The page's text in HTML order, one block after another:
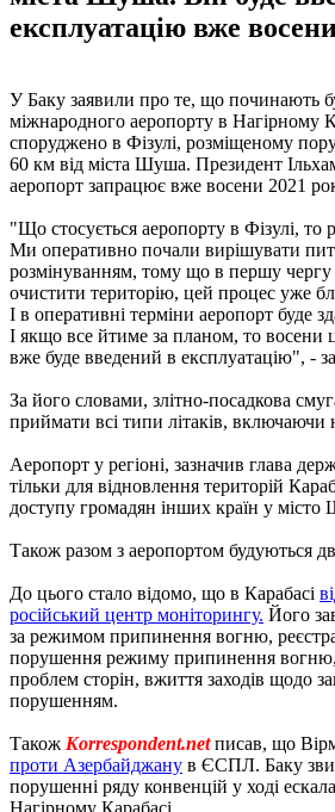
експлуатацію вже
У Баку заявили про те, що починають
міжнародного аеропорту в Нагірному
споруджено в Фізулі, розміщеному
60 км від міста Шуша. Президент
аеропорт запрацює вже восени 2021
"Що стосується аеропорту в Фізулі, то
Ми оперативно почали вирішувати
розмінуванням, тому що в першу чергу
очистити територію, цей процес уже
І в оперативні терміни аеропорт буде
І якщо все йтиме за планом, то восени
вже буде введений в експлуатацію", -
За його словами, злітно-посадкова
приймати всі типи літаків, включаючи
Аеропорт у регіоні, зазначив глава
тільки для відновлення територій
доступу громадян інших країн у
Також разом з аеропортом будуються
До цього стало відомо, що в Карабасі
російський центр моніторингу. Його
за режимом припинення вогню,
порушення режиму припинення вогню,
проблем сторін, вжиття заходів щодо
порушенням.
Також Korrespondent.netписав, що
проти Азербайджану в ЄСПЛ. Баку
порушенні ряду конвенцій у ході
Нагірному Карабасі.